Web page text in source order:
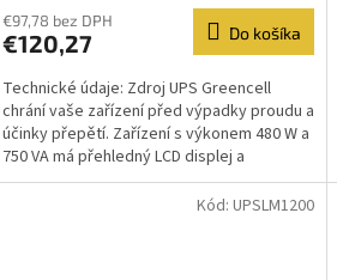
€97,78 bez DPH
€120,27 Do košíka
Technické údaje: Zdroj UPS Greencell
chrání vaše zařízení před výpadky proudu a
účinky přepětí. Zařízení s výkonem 480 W a
750 VA má přehledný LCD displej a
specializovanou...
Kód: UPSLM1200